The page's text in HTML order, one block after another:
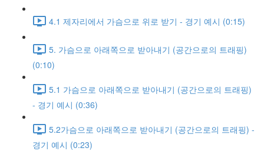
4.1 제자리에서 가슴으로 위로 받기 - 경기 예시 (0:15)
5. 가슴으로 아래쪽으로 받아내기 (공간으로의 트래핑)
(0:10)
5.1 가슴으로 아래쪽으로 받아내기 (공간으로의 트래핑)
- 경기 예시 (0:36)
5.2가슴으로 아래쪽으로 받아내기 (공간으로의 트래핑) -
경기 예시 (0:23)